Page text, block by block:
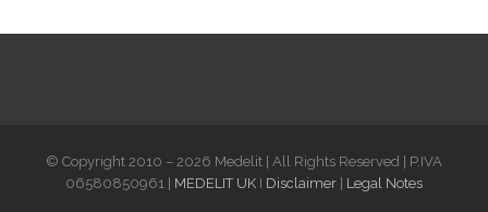
© Copyright 2010 – 2026 Medelit | All Rights Reserved | P.IVA
06580850961 | MEDELIT UK I Disclaimer Legal Notes